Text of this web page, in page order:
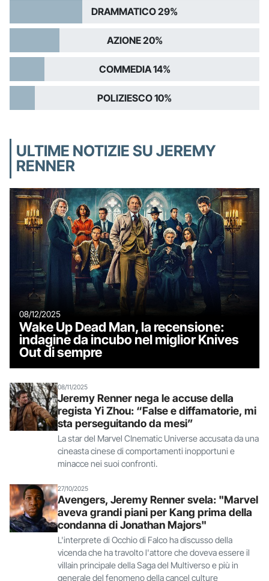
DRAMMATICO 29%
AZIONE 20%
COMMEDIA 14%
POLIZIESCO 10%
ULTIME NOTIZIE SU JEREMY
RENNER
08/12/2025
Wake Up Dead Man, la recensione:
indagine da incubo nel miglior Knives
Out di sempre
08/11/2025
Jeremy Renner nega le accuse della
regista Yi Zhou: “False e diffamatorie, mi
sta perseguitando da mesi”
La star del Marvel CInematic Universe accusata da una
cineasta cinese di comportamenti inopportuni e
minacce nei suoi confronti.
27/10/2025
Avengers, Jeremy Renner svela: "Marvel
aveva grandi piani per Kang prima della
condanna di Jonathan Majors"
L'interprete di Occhio di Falco ha discusso della
vicenda che ha travolto l'attore che doveva essere il
villain principale della Saga del Multiverso e più in
generale del fenomeno della cancel culture